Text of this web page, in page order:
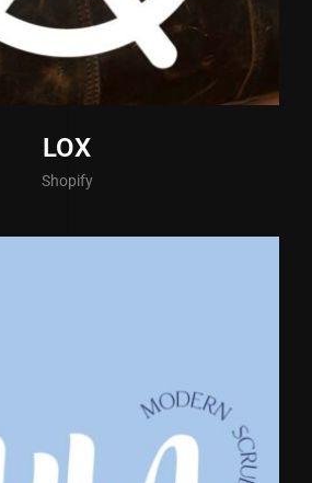
LOX
Shopify